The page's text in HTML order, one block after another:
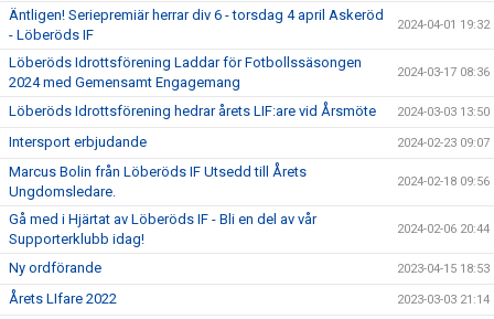
Äntligen! Seriepremiär herrar div 6 - torsdag 4 april Askeröd
- Löberöds IF
2024-04-01 19:32
Löberöds Idrottsförening Laddar för Fotbollssäsongen
2024 med Gemensamt Engagemang
2024-03-17 08:36
Löberöds Idrottsförening hedrar årets LIF:are vid Årsmöte 2024-03-03 13:50
Intersport erbjudande 2024-02-23 09:07
Marcus Bolin från Löberöds IF Utsedd till Årets
Ungdomsledare.
2024-02-18 09:56
Gå med i Hjärtat av Löberöds IF - Bli en del av vår
Supporterklubb idag!
2024-02-06 20:44
Ny ordförande 2023-04-15 18:53
Årets LIfare 2022 2023-03-03 21:14